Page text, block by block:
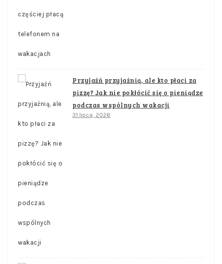
Przyjaźń przyjaźnią, ale kto płaci za
pizzę? Jak nie pokłócić się o pieniądze
podczas wspólnych wakacji
31 lipca, 2026